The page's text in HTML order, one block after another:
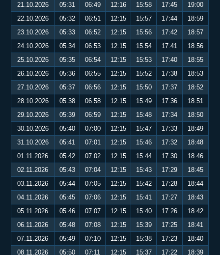
21.10.2026
05:31 06:49 12:16 15:58 17:45
19:00
22.10.2026
05:32 06:51 12:15 15:57 17:44
18:59
23.10.2026
05:33 06:52 12:15 15:56 17:42
18:57
24.10.2026
05:34 06:53 12:15 15:54 17:41
18:56
25.10.2026
05:35 06:54 12:15 15:53 17:40
18:55
26.10.2026
05:36 06:55 12:15 15:52 17:38
18:53
27.10.2026
05:37 06:56 12:15 15:50 17:37
18:52
28.10.2026
05:38 06:58 12:15 15:49 17:36
18:51
29.10.2026
05:39 06:59 12:15 15:48 17:34
18:50
30.10.2026
05:40 07:00 12:15 15:47 17:33
18:49
31.10.2026
05:41 07:01 12:15 15:46 17:32
18:48
01.11.2026
05:42 07:02 12:15 15:44 17:30
18:46
02.11.2026
05:43 07:04 12:15 15:43 17:29
18:45
03.11.2026
05:44 07:05 12:15 15:42 17:28
18:44
04.11.2026
05:45 07:06 12:15 15:41 17:27
18:43
05.11.2026
05:46 07:07 12:15 15:40 17:26
18:42
06.11.2026
05:48 07:08 12:15 15:39 17:25
18:41
07.11.2026
05:49 07:10 12:15 15:38 17:23
18:40
08.11.2026
05:50 07:11 12:15 15:37 17:22
18:39